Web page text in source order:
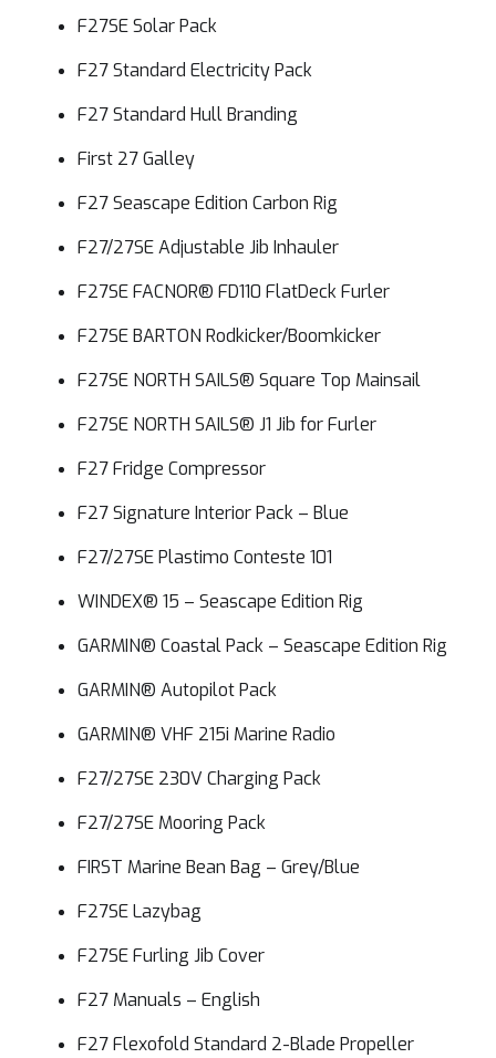
F27SE Solar Pack
F27 Standard Electricity Pack
F27 Standard Hull Branding
First 27 Galley
F27 Seascape Edition Carbon Rig
F27/27SE Adjustable Jib Inhauler
F27SE FACNOR® FD110 FlatDeck Furler
F27SE BARTON Rodkicker/Boomkicker
F27SE NORTH SAILS® Square Top Mainsail
F27SE NORTH SAILS® J1 Jib for Furler
F27 Fridge Compressor
F27 Signature Interior Pack – Blue
F27/27SE Plastimo Conteste 101
WINDEX® 15 – Seascape Edition Rig
GARMIN® Coastal Pack – Seascape Edition Rig
GARMIN® Autopilot Pack
GARMIN® VHF 215i Marine Radio
F27/27SE 230V Charging Pack
F27/27SE Mooring Pack
FIRST Marine Bean Bag – Grey/Blue
F27SE Lazybag
F27SE Furling Jib Cover
F27 Manuals – English
F27 Flexofold Standard 2-Blade Propeller